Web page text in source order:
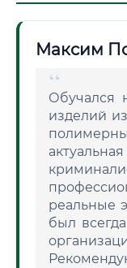
Максим
Обучался
изделий
реальные
был